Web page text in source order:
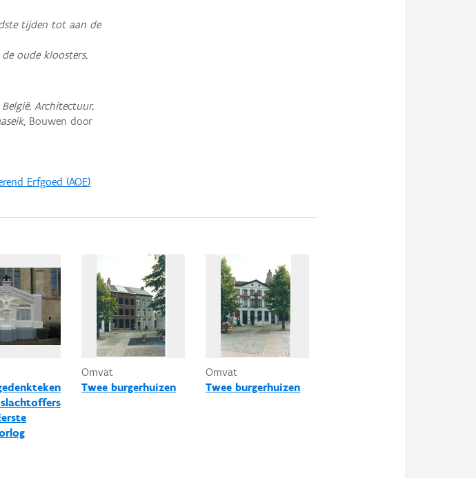
tijden tot aan de
de oude kloosters,
Architectuur,
, Bouwen door
Erfgoed (AOE)
Omvat
Twee burgerhuizen
Omvat
Twee burgerhuizen